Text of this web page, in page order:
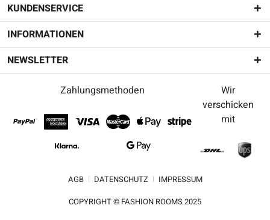
KUNDENSERVICE
INFORMATIONEN
NEWSLETTER
Zahlungsmethoden
Wir
verschicken
mit
AGB DATENSCHUTZ
IMPRESSUM
COPYRIGHT © FASHION ROOMS 2025